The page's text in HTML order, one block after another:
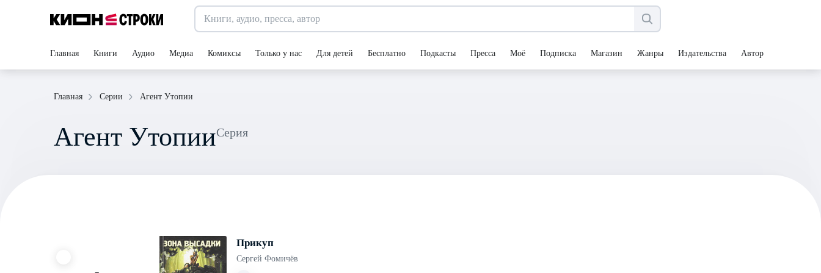
Главная Книги Аудио Медиа Комиксы Только у нас Для детей Бесплатно Подкасты Пресса Моё Подписка Магазин Жанры Издательства Авторы
Главная Серии Агент Утопии
Агент Утопии Серия
Прикуп
Сергей Фомичёв